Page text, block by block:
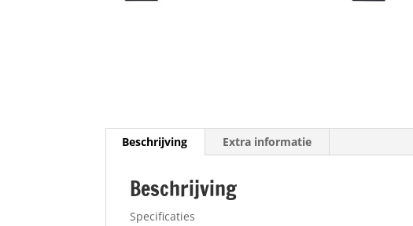
Beschrijving Extra informatie
Beschrijving
Specificaties